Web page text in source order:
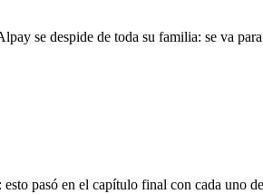
se despide de toda su familia: se va
pasó en el capítulo final con cada uno